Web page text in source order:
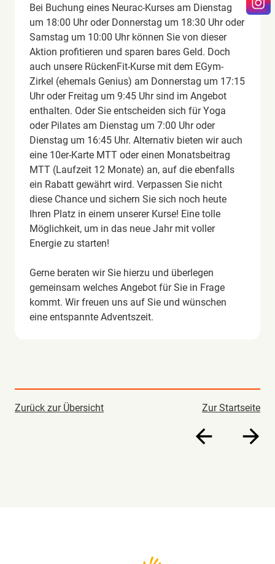
Bei Buchung eines Neurac-Kurses am Dienstag
um 18:00 Uhr oder Donnerstag um 18:30 Uhr oder
Samstag um 10:00 Uhr können Sie von dieser
Aktion profitieren und sparen bares Geld. Doch
auch unsere RückenFit-Kurse mit dem EGym-
Zirkel (ehemals Genius) am Donnerstag um 17:15
Uhr oder Freitag um 9:45 Uhr sind im Angebot
enthalten. Oder Sie entscheiden sich für Yoga
oder Pilates am Dienstag um 7:00 Uhr oder
Dienstag um 16:45 Uhr. Alternativ bieten wir auch
eine 10er-Karte MTT oder einen Monatsbeitrag
MTT (Laufzeit 12 Monate) an, auf die ebenfalls
ein Rabatt gewährt wird. Verpassen Sie nicht
diese Chance und sichern Sie sich noch heute
Ihren Platz in einem unserer Kurse! Eine tolle
Möglichkeit, um in das neue Jahr mit voller
Energie zu starten!
Gerne beraten wir Sie hierzu und überlegen
gemeinsam welches Angebot für Sie in Frage
kommt. Wir freuen uns auf Sie und wünschen
eine entspannte Adventszeit.
Zurück zur Übersicht Zur Startseite